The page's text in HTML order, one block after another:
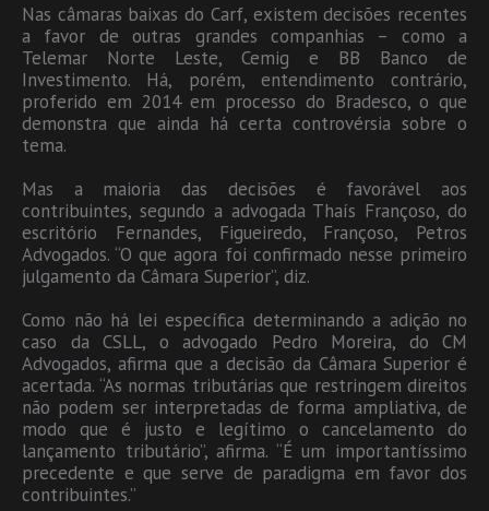
Nas câmaras baixas do Carf, existem decisões recentes
a favor de outras grandes companhias – como a
Telemar Norte Leste, Cemig e BB Banco de
Investimento. Há, porém, entendimento contrário,
proferido em 2014 em processo do Bradesco, o que
demonstra que ainda há certa controvérsia sobre o
tema.
Mas a maioria das decisões é favorável aos
contribuintes, segundo a advogada Thaís Françoso, do
escritório Fernandes, Figueiredo, Françoso, Petros
Advogados. “O que agora foi confirmado nesse primeiro
julgamento da Câmara Superior”, diz.
Como não há lei específica determinando a adição no
caso da CSLL, o advogado Pedro Moreira, do CM
Advogados, afirma que a decisão da Câmara Superior é
acertada. “As normas tributárias que restringem direitos
não podem ser interpretadas de forma ampliativa, de
modo que é justo e legítimo o cancelamento do
lançamento tributário”, afirma. “É um importantíssimo
precedente e que serve de paradigma em favor dos
contribuintes.”